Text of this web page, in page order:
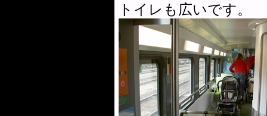
トイレも広いです。